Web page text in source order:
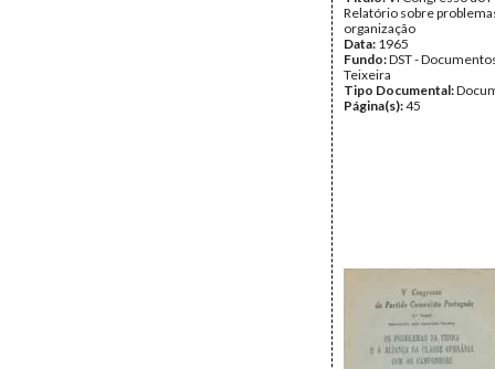
Relatório sobre
organização
Data: 1965
Fundo:DST -
Teixeira
Tipo Documental:
Página(s):45